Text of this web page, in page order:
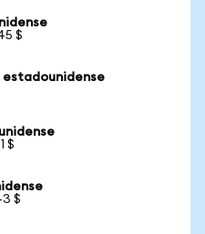
$
estadounidense
$
$